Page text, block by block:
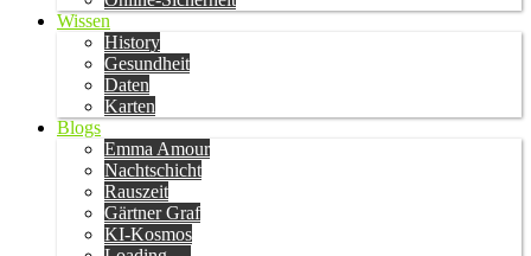
Wissen
History
Gesundheit
Daten
Karten
Blogs
Emma Amour
Nachtschicht
Rauszeit
Gärtner Graf
KI-Kosmos